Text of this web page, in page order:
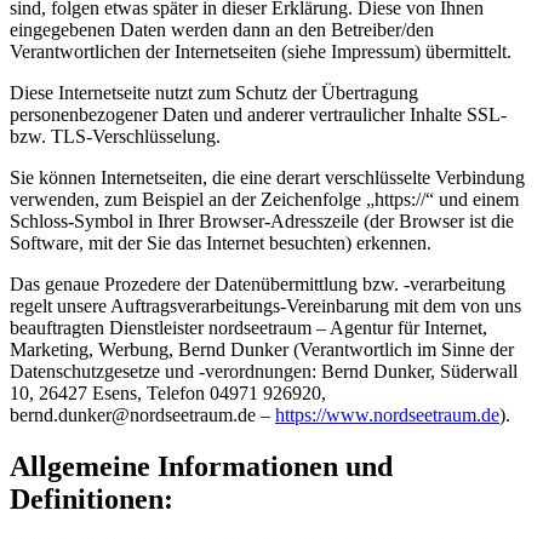
sind, folgen etwas später in dieser Erklärung. Diese von Ihnen
eingegebenen Daten werden dann an den Betreiber/den
Verantwortlichen der Internetseiten (siehe Impressum) übermittelt.
Diese Internetseite nutzt zum Schutz der Übertragung
personenbezogener Daten und anderer vertraulicher Inhalte SSL-
bzw. TLS-Verschlüsselung.
Sie können Internetseiten, die eine derart verschlüsselte Verbindung
verwenden, zum Beispiel an der Zeichenfolge „https://“ und einem
Schloss-Symbol in Ihrer Browser-Adresszeile (der Browser ist die
Software, mit der Sie das Internet besuchten) erkennen.
Das genaue Prozedere der Datenübermittlung bzw. -verarbeitung
regelt unsere Auftragsverarbeitungs-Vereinbarung mit dem von uns
beauftragten Dienstleister nordseetraum – Agentur für Internet,
Marketing, Werbung, Bernd Dunker (Verantwortlich im Sinne der
Datenschutzgesetze und -verordnungen: Bernd Dunker, Süderwall
10, 26427 Esens, Telefon 04971 926920,
bernd.dunker@nordseetraum.de – https://www.nordseetraum.de).
Allgemeine Informationen und
Definitionen: